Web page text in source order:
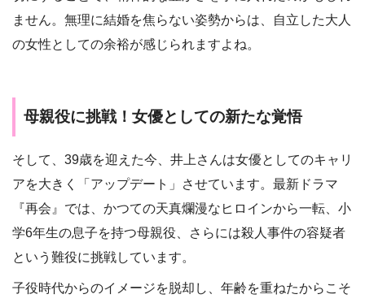
ません。無理に結婚を焦らない姿勢からは、自立した大人
の女性としての余裕が感じられますよね。
母親役に挑戦！女優としての新たな覚悟
そして、39歳を迎えた今、井上さんは女優としてのキャリ
アを大きく「アップデート」させています。最新ドラマ
『再会』では、かつての天真爛漫なヒロインから一転、小
学6年生の息子を持つ母親役、さらには殺人事件の容疑者
という難役に挑戦しています。
子役時代からのイメージを脱却し、年齢を重ねたからこそ